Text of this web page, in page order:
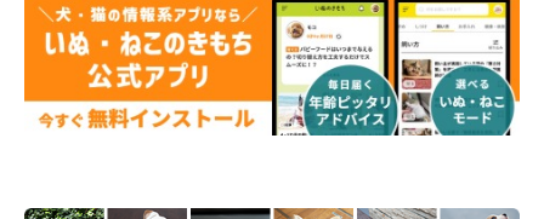
どれみちゃんは今年2才に！ どんなコに成
長したの？